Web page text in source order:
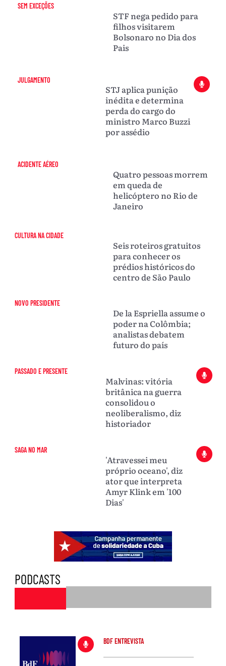
SEM EXCEÇÕES
STF nega pedido para
filhos visitarem
Bolsonaro no Dia dos
Pais
JULGAMENTO
STJ aplica punição
inédita e determina
perda do cargo do
ministro Marco Buzzi
por assédio
ACIDENTE AÉREO
Quatro pessoas morrem
em queda de
helicóptero no Rio de
Janeiro
CULTURA NA CIDADE
Seis roteiros gratuitos
para conhecer os
prédios históricos do
centro de São Paulo
NOVO PRESIDENTE
De la Espriella assume o
poder na Colômbia;
analistas debatem
futuro do país
PASSADO E PRESENTE
Malvinas: vitória
britânica na guerra
consolidou o
neoliberalismo, diz
historiador
SAGA NO MAR
'Atravessei meu
próprio oceano', diz
ator que interpreta
Amyr Klink em '100
Dias'
PODCASTS
BDF ENTREVISTA